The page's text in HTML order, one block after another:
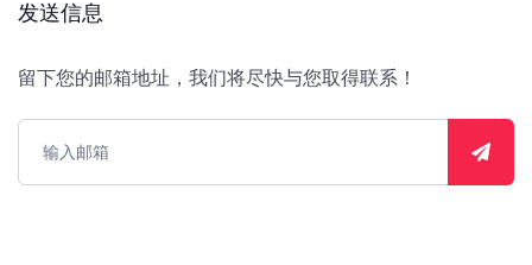
发送信息
留下您的邮箱地址，我们将尽快与您取得联系！